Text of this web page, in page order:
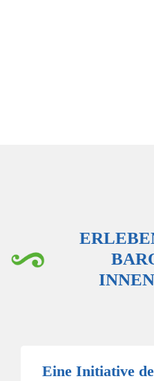
Eine Initiative